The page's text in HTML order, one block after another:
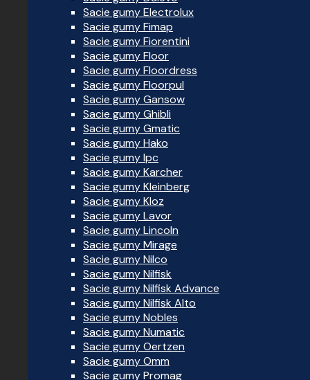
Sacie gumy Electrolux
Sacie gumy Fimap
Sacie gumy Fiorentini
Sacie gumy Floor
Sacie gumy Floordress
Sacie gumy Floorpul
Sacie gumy Gansow
Sacie gumy Ghibli
Sacie gumy Gmatic
Sacie gumy Hako
Sacie gumy Ipc
Sacie gumy Karcher
Sacie gumy Kleinberg
Sacie gumy Kloz
Sacie gumy Lavor
Sacie gumy Lincoln
Sacie gumy Mirage
Sacie gumy Nilco
Sacie gumy Nilfisk
Sacie gumy Nilfisk Advance
Sacie gumy Nilfisk Alto
Sacie gumy Nobles
Sacie gumy Numatic
Sacie gumy Oertzen
Sacie gumy Omm
Sacie gumy Promag